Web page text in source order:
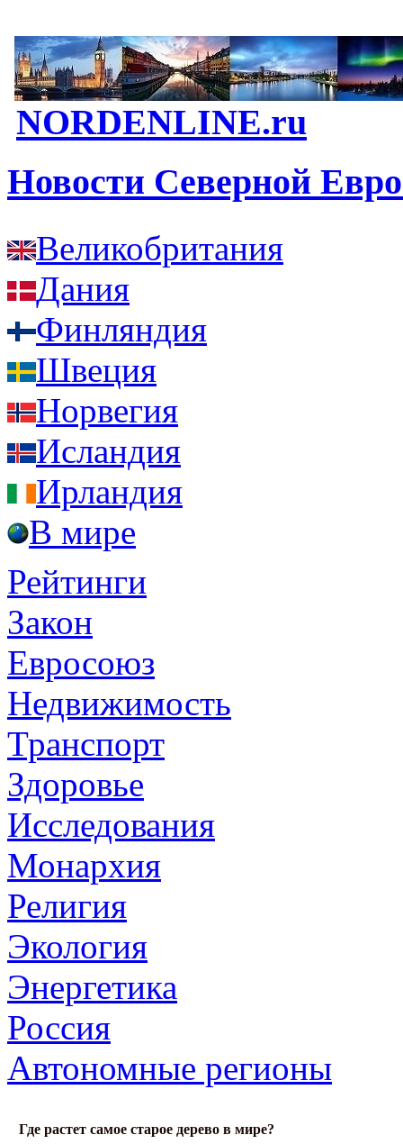
NORDENLINE.ru
Новости Северной
Великобритания
Дания
Финляндия
Швеция
Норвегия
Исландия
Ирландия
В мире
Рейтинги
Закон
Евросоюз
Недвижимость
Транспорт
Здоровье
Исследования
Монархия
Религия
Экология
Энергетика
Россия
Автономные регионы
Где растет самое старое дерево в мире?